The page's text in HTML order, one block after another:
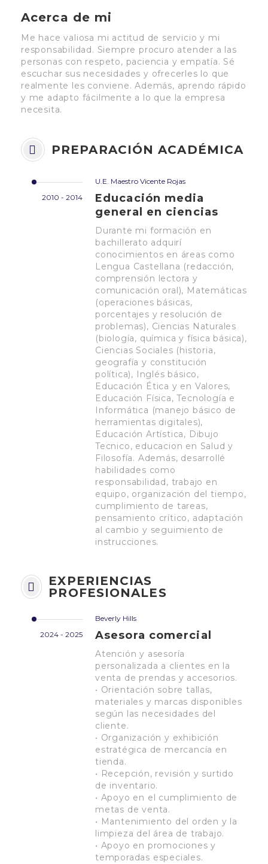
Acerca de mi
Me hace valiosa mi actitud de servicio y mi
responsabilidad. Siempre procuro atender a las
personas con respeto, paciencia y empatía. Sé
escuchar sus necesidades y ofrecerles lo que
realmente les conviene. Además, aprendo rápido
y me adapto fácilmente a lo que la empresa
necesita.
PREPARACIÓN ACADÉMICA
2010 - 2014
U.E. Maestro Vicente Rojas
Educación media
general en ciencias
Durante mi formación en
bachillerato adquirí
conocimientos en áreas como
Lengua Castellana (redacción,
comprensión lectora y
comunicación oral), Matemáticas
(operaciones básicas,
porcentajes y resolución de
problemas), Ciencias Naturales
(biología, química y física básica),
Ciencias Sociales (historia,
geografía y constitución
política), Inglés básico,
Educación Ética y en Valores,
Educación Física, Tecnología e
Informática (manejo básico de
herramientas digitales),
Educación Artística, Dibujo
Tecnico, educacion en Salud y
Filosofía. Además, desarrollé
habilidades como
responsabilidad, trabajo en
equipo, organización del tiempo,
cumplimiento de tareas,
pensamiento crítico, adaptación
al cambio y seguimiento de
instrucciones.
EXPERIENCIAS
PROFESIONALES
2024 - 2025
Beverly Hills
Asesora comercial
Atención y asesoría
personalizada a clientes en la
venta de prendas y accesorios.
• Orientación sobre tallas,
materiales y marcas disponibles
según las necesidades del
cliente.
• Organización y exhibición
estratégica de mercancía en
tienda.
• Recepción, revisión y surtido
de inventario.
• Apoyo en el cumplimiento de
metas de venta.
• Mantenimiento del orden y la
limpieza del área de trabajo.
• Apoyo en promociones y
temporadas especiales.